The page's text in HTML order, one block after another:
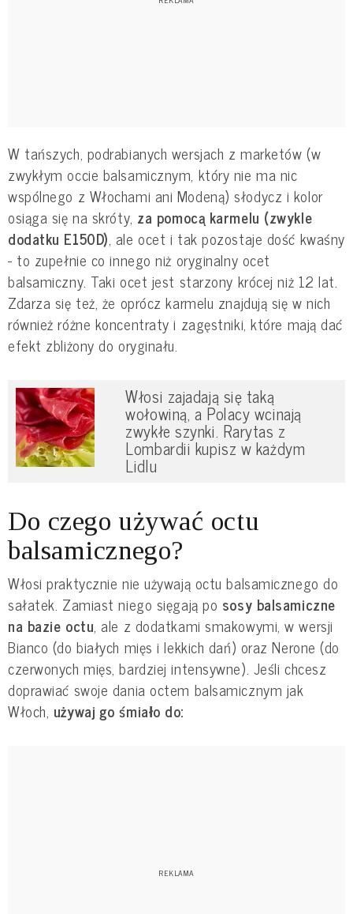
W tańszych, podrabianych wersjach z marketów (w
zwykłym occie balsamicznym, który nie ma nic
wspólnego z Włochami ani Modeną) słodycz i kolor
osiąga się na skróty, za pomocą karmelu (zwykle
dodatku E150D), ale ocet i tak pozostaje dość kwaśny
- to zupełnie co innego niż oryginalny ocet
balsamiczny. Taki ocet jest starzony krócej niż 12 lat.
Zdarza się też, że oprócz karmelu znajdują się w nich
również różne koncentraty i zagęstniki, które mają dać
efekt zbliżony do oryginału.
Włosi zajadają się taką
wołowiną, a Polacy wcinają
zwykłe szynki. Rarytas z
Lombardii kupisz w każdym
Lidlu
Do czego używać octu
balsamicznego?
Włosi praktycznie nie używają octu balsamicznego do
sałatek. Zamiast niego sięgają po sosy balsamiczne
na bazie octu, ale z dodatkami smakowymi, w wersji
Bianco (do białych mięs i lekkich dań) oraz Nerone (do
czerwonych mięs, bardziej intensywne). Jeśli chcesz
doprawiać swoje dania octem balsamicznym jak
Włoch, używaj go śmiało do: